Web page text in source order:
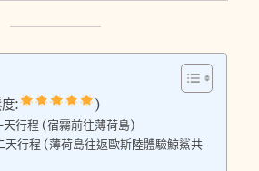
: )
天行程 (宿霧前往薄荷島)
天行程 (薄荷島往返歐斯陸體驗鯨鯊共